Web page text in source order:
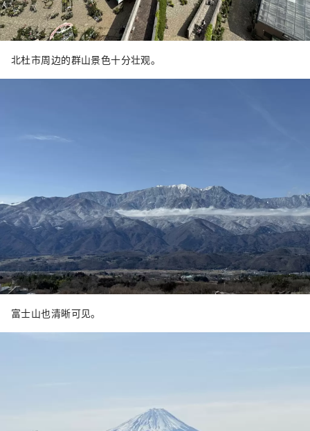
北杜市周边的群山景色十分壮观。
富士山也清晰可见。